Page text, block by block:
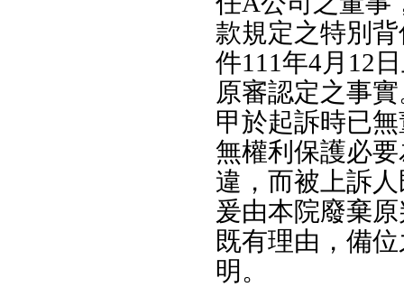
款規定之特別
件111年4月12
原審認定之事
甲於起訴時已
無權利保護必
違，而被上訴
爰由本院廢棄
既有理由，備
明。